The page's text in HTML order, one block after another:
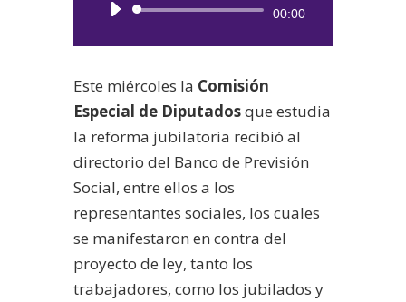
Reproductor
00:00
Este miércoles la Comisión
Especial de Diputadosque estudia
la reforma jubilatoria recibió al
directorio del Banco de Previsión
Social, entre ellos a los
representantes sociales, los cuales
se manifestaron en contra del
proyecto de ley, tanto los
trabajadores, como los jubilados y